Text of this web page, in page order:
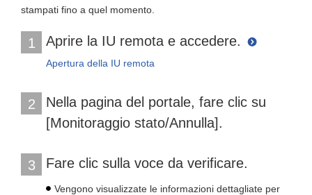
stampati fino a quel momento.
1 Aprire la IU remota e accedere.
Apertura della IU remota
2
Nella pagina del portale, fare clic su
[Monitoraggio stato/Annulla].
3 Fare clic sulla voce da verificare.
Vengono visualizzate le informazioni dettagliate per